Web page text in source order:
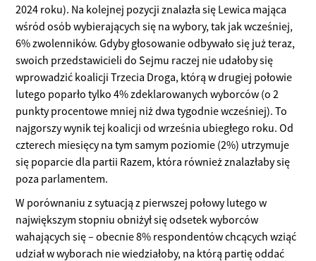
2024 roku). Na kolejnej pozycji znalazła się Lewica mająca
wśród osób wybierających się na wybory, tak jak wcześniej,
6% zwolenników. Gdyby głosowanie odbywało się już teraz,
swoich przedstawicieli do Sejmu raczej nie udałoby się
wprowadzić koalicji Trzecia Droga, którą w drugiej połowie
lutego poparło tylko 4% zdeklarowanych wyborców (o 2
punkty procentowe mniej niż dwa tygodnie wcześniej). To
najgorszy wynik tej koalicji od września ubiegłego roku. Od
czterech miesięcy na tym samym poziomie (2%) utrzymuje
się poparcie dla partii Razem, która również znalazłaby się
poza parlamentem.
W porównaniu z sytuacją z pierwszej połowy lutego w
największym stopniu obniżył się odsetek wyborców
wahających się – obecnie 8% respondentów chcących wziąć
udział w wyborach nie wiedziałoby, na którą partię oddać